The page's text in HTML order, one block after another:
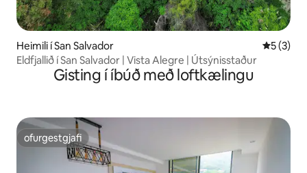
Heimili í San Salvador 5 af 5 í
5 (3)
Eldfjallið í San Salvador | Vista Alegre | Útsýnisstaður
Gisting í íbúð með loftkælingu
ofurgestgjafi
ofurgestgjafi